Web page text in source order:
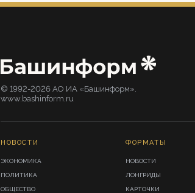
© 1992-2026 АО ИА «Башинформ».
www.bashinform.ru
НОВОСТИ
ЭКОНОМИКА
ПОЛИТИКА
ОБЩЕСТВО
ФОРМАТЫ
НОВОСТИ
ЛОНГРИДЫ
КАРТОЧКИ